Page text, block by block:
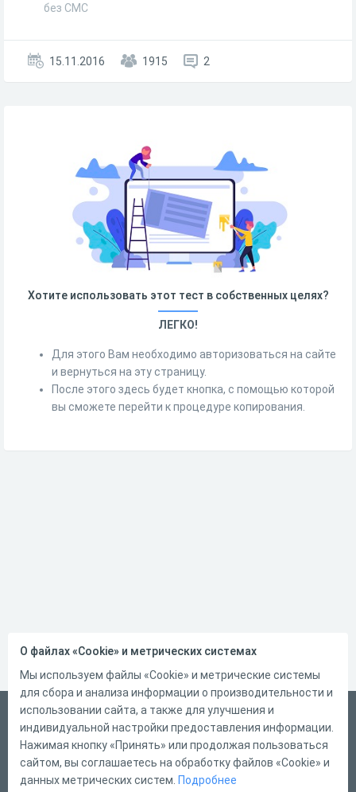
без СМС
15.11.2016 1915 2
Хотите использовать этот тест в собственных целях?
ЛЕГКО!
Для этого Вам необходимо авторизоваться на сайте
и вернуться на эту страницу.
После этого здесь будет кнопка, с помощью которой
вы сможете перейти к процедуре копирования.
Русский
Справка
Форма обратной связи
О файлах «Cookie» и метрических системах
Мы используем файлы «Cookie» и метрические системы
для сбора и анализа информации о производительности и
использовании сайта, а также для улучшения и
индивидуальной настройки предоставления информации.
Нажимая кнопку «Принять» или продолжая пользоваться
сайтом, вы соглашаетесь на обработку файлов «Cookie» и
данных метрических систем. Подробнее